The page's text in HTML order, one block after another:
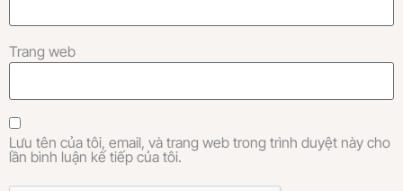
Trang web
Lưu tên của tôi, email, và trang web trong trình duyệt này cho
lần bình luận kế tiếp của tôi.